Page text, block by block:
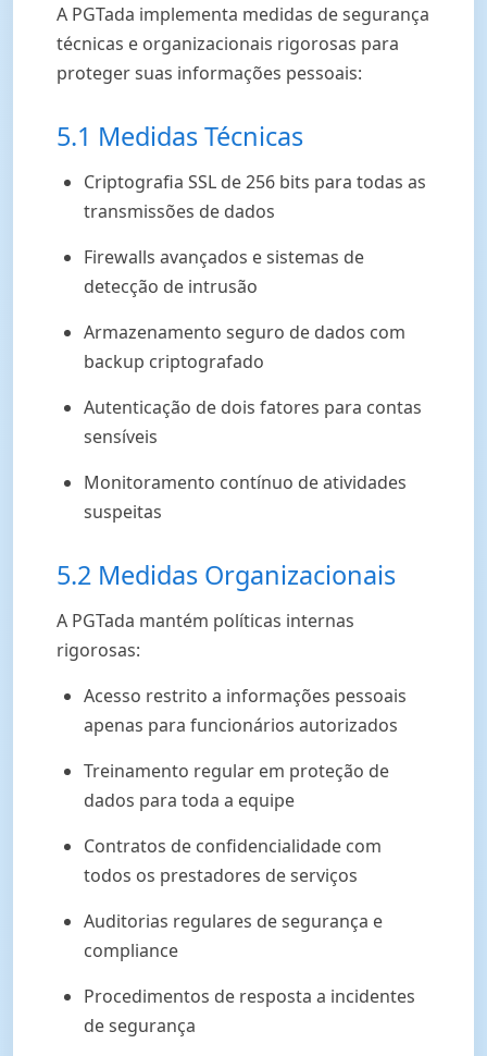
A PGTada implementa medidas de segurança
técnicas e organizacionais rigorosas para
proteger suas informações pessoais:
5.1 Medidas Técnicas
Criptografia SSL de 256 bits para todas as
transmissões de dados
Firewalls avançados e sistemas de
detecção de intrusão
Armazenamento seguro de dados com
backup criptografado
Autenticação de dois fatores para contas
sensíveis
Monitoramento contínuo de atividades
suspeitas
5.2 Medidas Organizacionais
A PGTada mantém políticas internas
rigorosas:
Acesso restrito a informações pessoais
apenas para funcionários autorizados
Treinamento regular em proteção de
dados para toda a equipe
Contratos de confidencialidade com
todos os prestadores de serviços
Auditorias regulares de segurança e
compliance
Procedimentos de resposta a incidentes
de segurança